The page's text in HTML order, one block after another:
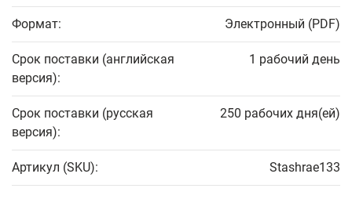
Формат: Электронный (PDF)
Срок поставки (английская
версия):
1 рабочий день
Срок поставки (русская
версия):
250 рабочих дня(ей)
Артикул (SKU): Stashrae133